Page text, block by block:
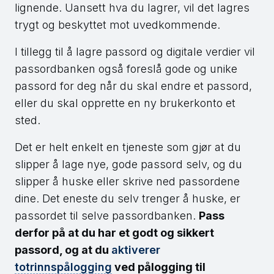
lignende. Uansett hva du lagrer, vil det lagres
trygt og beskyttet mot uvedkommende.
I tillegg til å lagre passord og digitale verdier vil
passordbanken også foreslå gode og unike
passord for deg når du skal endre et passord,
eller du skal opprette en ny brukerkonto et
sted.
Det er helt enkelt en tjeneste som gjør at du
slipper å lage nye, gode passord selv, og du
slipper å huske eller skrive ned passordene
dine. Det eneste du selv trenger å huske, er
passordet til selve passordbanken. Pass
derfor på at du har et godt og sikkert
passord, og at du aktiverer
totrinnspålogging ved pålogging til